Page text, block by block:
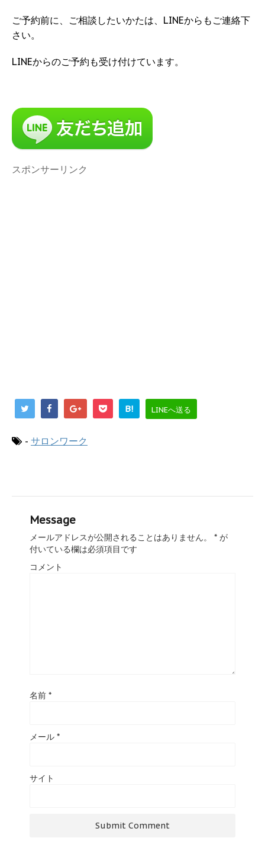
ご予約前に、ご相談したいかたは、LINEからもご連絡下
さい。
LINEからのご予約も受け付けています。
スポンサーリンク
B! LINEへ送る
- サロンワーク
Message
メールアドレスが公開されることはありません。 * が
付いている欄は必須項目です
コメント
名前 *
メール *
サイト